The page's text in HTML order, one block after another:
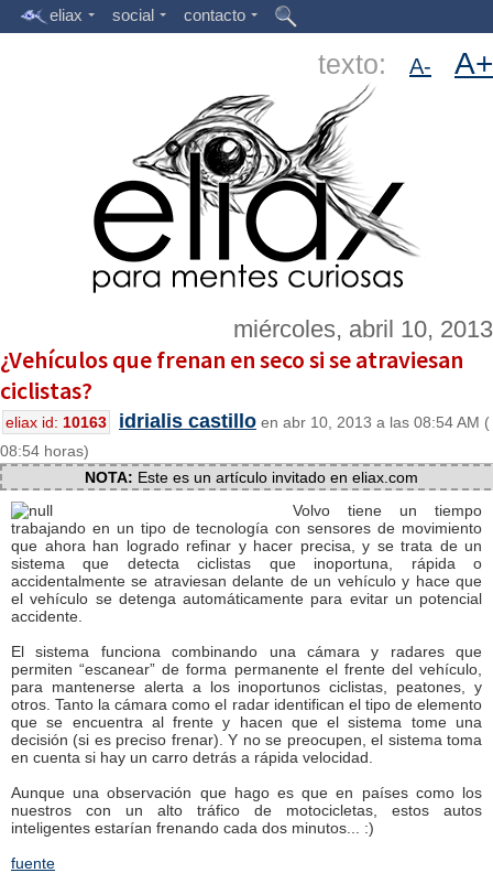
eliax social contacto
texto: A- A+
miércoles, abril 10, 2013
¿Vehículos que frenan en seco si se atraviesan
ciclistas?
eliax id: 10163 idrialis castillo en abr 10, 2013 a las 08:54 AM (
08:54 horas)
NOTA: Este es un artículo invitado en eliax.com
Volvo tiene un tiempo
trabajando en un tipo de tecnología con sensores de movimiento
que ahora han logrado refinar y hacer precisa, y se trata de un
sistema que detecta ciclistas que inoportuna, rápida o
accidentalmente se atraviesan delante de un vehículo y hace que
el vehículo se detenga automáticamente para evitar un potencial
accidente.
El sistema funciona combinando una cámara y radares que
permiten “escanear” de forma permanente el frente del vehículo,
para mantenerse alerta a los inoportunos ciclistas, peatones, y
otros. Tanto la cámara como el radar identifican el tipo de elemento
que se encuentra al frente y hacen que el sistema tome una
decisión (si es preciso frenar). Y no se preocupen, el sistema toma
en cuenta si hay un carro detrás a rápida velocidad.
Aunque una observación que hago es que en países como los
nuestros con un alto tráfico de motocicletas, estos autos
inteligentes estarían frenando cada dos minutos... :)
fuente